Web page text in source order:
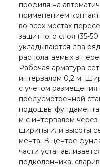
профиля на
применением
во всех местах
защитного слоя (35-
укладываются два
располагаемых в
Рабочая арматура
интервалом 0,2 м.
с учетом размещения
предусмотренной
подошвы фундамента.
м с интервалом
ширины или высоты
мента. В центре
части
подколонника,